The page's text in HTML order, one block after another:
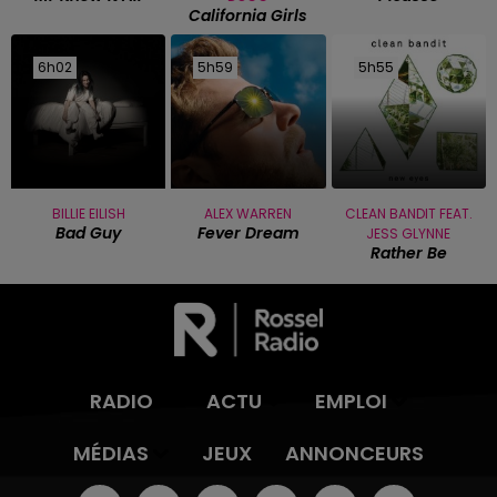
California Girls
6h02
6h02
BILLIE EILISH
Bad Guy
5h59
5h59
ALEX WARREN
Fever Dream
5h55
5h55
CLEAN BANDIT FEAT.
JESS GLYNNE
Rather Be
RADIO ACTU
EMPLOI
MÉDIAS
JEUX ANNONCEURS